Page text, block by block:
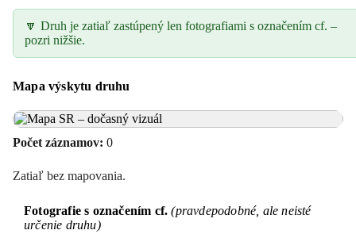
🔽 Druh je zatiaľ zastúpený len fotografiami s označením cf. –
pozri nižšie.
Mapa výskytu druhu
Počet záznamov: 0
Zatiaľ bez mapovania.
Fotografie s označením cf.(pravdepodobné, ale neisté
určenie druhu)